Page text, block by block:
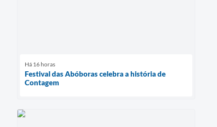
Há 16 horas
Festival das Abóboras celebra a história de
Contagem